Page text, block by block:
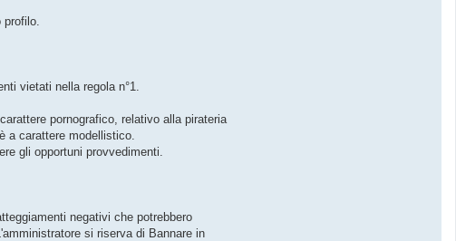
vietati nella regola n°1.
pornografico, relativo alla pirateria
a carattere modellistico.
gli opportuni provvedimenti.
negativi che potrebbero
si riserva di Bannare in